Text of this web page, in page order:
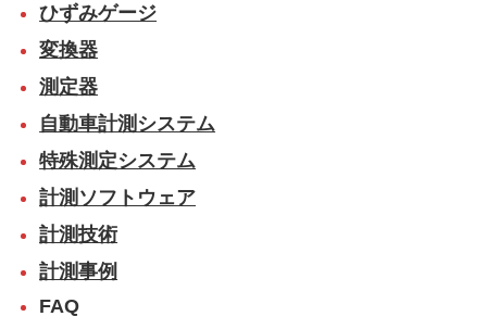
ひずみゲージ
変換器
測定器
自動車計測システム
特殊測定システム
計測ソフトウェア
計測技術
計測事例
FAQ